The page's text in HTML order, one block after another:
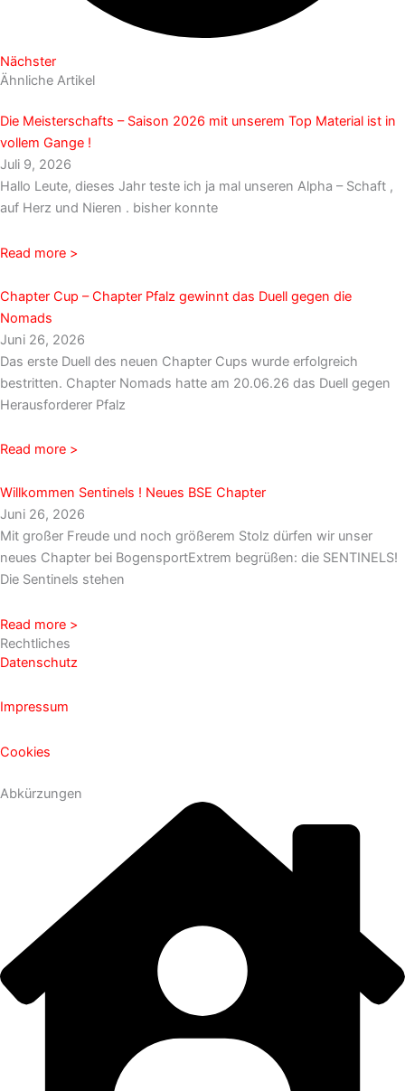
Nächster
Ähnliche Artikel
Die Meisterschafts – Saison 2026 mit unserem Top Material ist in
vollem Gange !
Juli 9, 2026
Hallo Leute, dieses Jahr teste ich ja mal unseren Alpha – Schaft ,
auf Herz und Nieren . bisher konnte
Read more >
Chapter Cup – Chapter Pfalz gewinnt das Duell gegen die
Nomads
Juni 26, 2026
Das erste Duell des neuen Chapter Cups wurde erfolgreich
bestritten. Chapter Nomads hatte am 20.06.26 das Duell gegen
Herausforderer Pfalz
Read more >
Willkommen Sentinels ! Neues BSE Chapter
Juni 26, 2026
Mit großer Freude und noch größerem Stolz dürfen wir unser
neues Chapter bei BogensportExtrem begrüßen: die SENTINELS!
Die Sentinels stehen
Read more >
Rechtliches
Datenschutz
Impressum
Cookies
Abkürzungen